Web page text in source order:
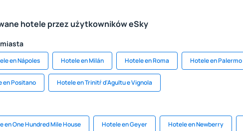
hotele przez użytkowników eSky
en Nápoles Hotele en Milán Hotele en Roma Hotele en Palermo
en Positano Hotele en Trinitŕ d'Agultu e Vignola
en One Hundred Mile House Hotele en Geyer Hotele en Newberry